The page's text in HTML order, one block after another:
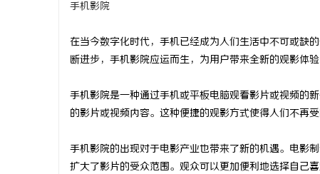
手机影院
在当今数字化时代，手机已经成为人们生活中不可或缺
断进步，手机影院应运而生，为用户带来全新的观影体验
手机影院是一种通过手机或平板电脑观看影片或视频的
的影片或视频内容。这种便捷的观影方式使得人们不再
手机影院的出现对于电影产业也带来了新的机遇。电影
扩大了影片的受众范围。观众可以更加便利地选择自己